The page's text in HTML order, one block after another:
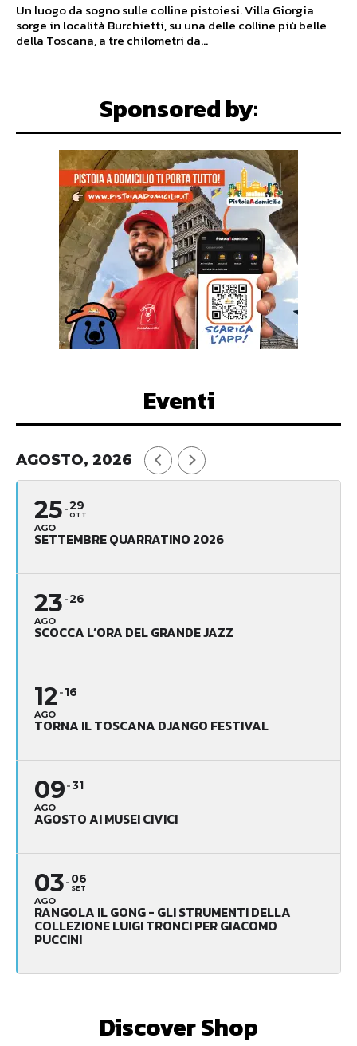
Un luogo da sogno sulle colline pistoiesi. Villa Giorgia
sorge in località Burchietti, su una delle colline più belle
della Toscana, a tre chilometri da...
Sponsored by:
Eventi
AGOSTO, 2026
25
AGO
29
OTT
SETTEMBRE QUARRATINO 2026
23
AGO
26
SCOCCA L’ORA DEL GRANDE JAZZ
12
AGO
16
TORNA IL TOSCANA DJANGO FESTIVAL
09
AGO
31
AGOSTO AI MUSEI CIVICI
03
AGO
06
SET
RANGOLA IL GONG - GLI STRUMENTI DELLA
COLLEZIONE LUIGI TRONCI PER GIACOMO
PUCCINI
Discover Shop